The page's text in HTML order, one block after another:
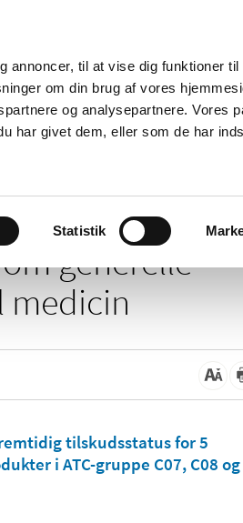
annoncer, til at vise dig funktioner
om din brug af vores
og analysepartnere. Vores
har givet dem, eller som de har
Statistik
Nyheder Om os
og
Apoteker og salg af
generelle
medicin
tilskudsstatus for 5
i ATC-gruppe C07, C08 og